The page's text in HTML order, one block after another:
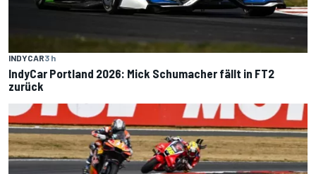
INDYCAR3 h
IndyCar Portland 2026: Mick Schumacher fällt in FT2
zurück